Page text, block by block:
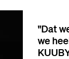
"Dat
we